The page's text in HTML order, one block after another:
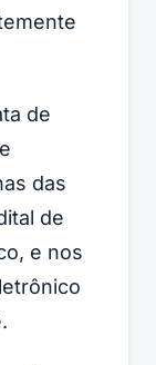
de
das
de
e nos